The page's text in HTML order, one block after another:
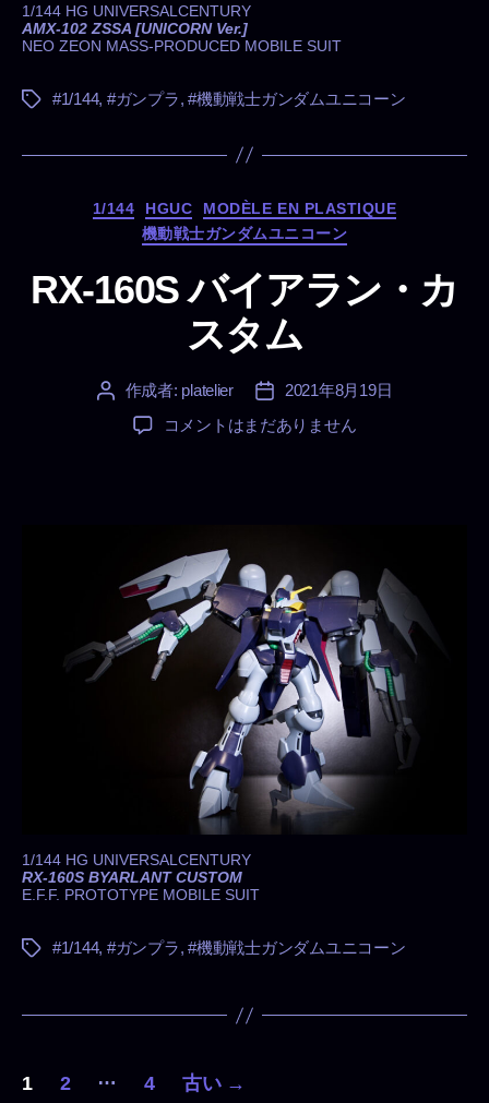
1/144 HG UNIVERSALCENTURY
AMX-102 ZSSA [UNICORN Ver.]
NEO ZEON MASS-PRODUCED MOBILE SUIT
タ
#1/144, #ガンプラ,#機動戦士ガンダムユニコーン
カ
テ
ゴ
リ
1/144 HGUC
MODÈLE EN PLASTIQUE
機動戦士ガンダムユニコーン
RX-160S バイアラン・カ
スタム
投 作成者: platelier
投
稿
日
2021年8月19日
RX-
ン・
カ
ス
タ
ム
コメントはまだありません
1/144 HG UNIVERSALCENTURY
RX-160S BYARLANT CUSTOM
E.F.F. PROTOTYPE MOBILE SUIT
タ
#1/144, #ガンプラ,#機動戦士ガンダムユニコーン
投
1 2 … 4 古い →